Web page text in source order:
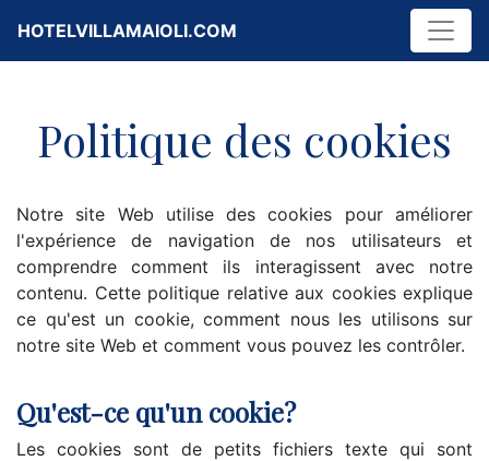
HOTELVILLAMAIOLI.COM
Politique des cookies
Notre site Web utilise des cookies pour améliorer
l'expérience de navigation de nos utilisateurs et
comprendre comment ils interagissent avec notre
contenu. Cette politique relative aux cookies explique
ce qu'est un cookie, comment nous les utilisons sur
notre site Web et comment vous pouvez les contrôler.
Qu'est-ce qu'un cookie?
Les cookies sont de petits fichiers texte qui sont